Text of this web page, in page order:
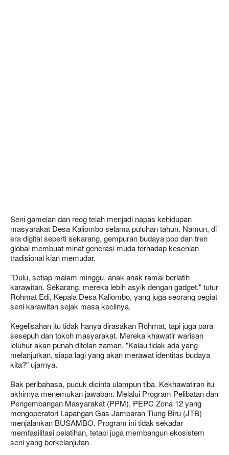
Seni gamelan dan reog telah menjadi napas kehidupan
masyarakat Desa Kaliombo selama puluhan tahun. Namun, di
era digital seperti sekarang, gempuran budaya pop dan tren
global membuat minat generasi muda terhadap kesenian
tradisional kian memudar.
"Dulu, setiap malam minggu, anak-anak ramai berlatih
karawitan. Sekarang, mereka lebih asyik dengan gadget," tutur
Rohmat Edi, Kepala Desa Kaliombo, yang juga seorang pegiat
seni karawitan sejak masa kecilnya.
Kegelisahan itu tidak hanya dirasakan Rohmat, tapi juga para
sesepuh dan tokoh masyarakat. Mereka khawatir warisan
leluhur akan punah ditelan zaman. "Kalau tidak ada yang
melanjutkan, siapa lagi yang akan merawat identitas budaya
kita?" ujarnya.
Bak peribahasa, pucuk dicinta ulampun tiba. Kekhawatiran itu
akhirnya menemukan jawaban. Melalui Program Pelibatan dan
Pengembangan Masyarakat (PPM), PEPC Zona 12 yang
mengoperatori Lapangan Gas Jambaran Tiung Biru (JTB)
menjalankan BUSAMBO. Program ini tidak sekadar
memfasilitasi pelatihan, tetapi juga membangun ekosistem
seni yang berkelanjutan.